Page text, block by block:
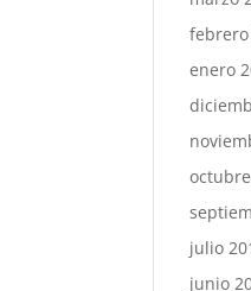
febrero
enero
julio
junio